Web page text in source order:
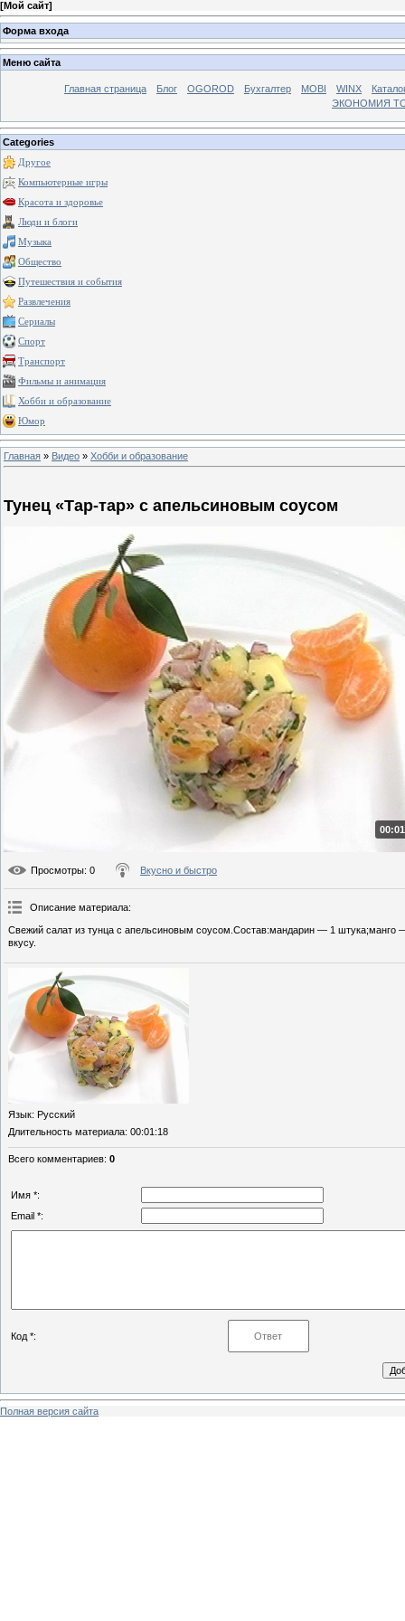
[Мой сайт]
Форма входа
Меню сайта
Главная страница Блог OGOROD Бухгалтер MOBI WINX
ЭКОНОМИЯ
Categories
Другое
Компьютерные игры
Красота и здоровье
Люди и блоги
Музыка
Общество
Путешествия и события
Развлечения
Сериалы
Спорт
Транспорт
Фильмы и анимация
Хобби и образование
Юмор
Главная » Видео » Хобби и образование
Тунец «Тар-тар» с апельсиновым соусом
Просмотры: 0 Вкусно и быстро
Описание материала:
Свежий салат из тунца с апельсиновым соусом.Состав:мандарин — 1
вкусу.
Язык: Русский
Длительность материала: 00:01:18
Всего комментариев: 0
Имя *:
Email *:
Код *:
Полная версия сайта